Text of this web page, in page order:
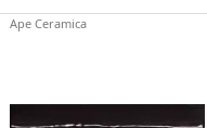
Ape Ceramica